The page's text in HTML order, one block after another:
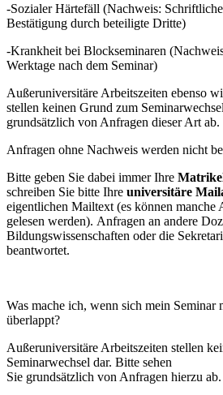
-Sozialer Härtefäll (Nachweis:
Bestätigung durch beteiligte Dritte)
-Krankheit bei Blockseminaren
Werktage nach dem Seminar)
Außeruniversitäre Arbeitszeiten ebenso
stellen keinen Grund zum
grundsätzlich von Anfragen dieser Art ab.
Anfragen ohne Nachweis werden nicht
Bitte geben Sie dabei immer Ihre
schreiben Sie bitte Ihre universitäre
eigentlichen Mailtext (es können manche
gelesen werden). Anfragen an andere
Bildungswissenschaften oder die
beantwortet.
Was mache ich, wenn sich mein Seminar
überlappt?
Außeruniversitäre Arbeitszeiten stellen
Seminarwechsel dar. Bitte sehen
Sie grundsätzlich von Anfragen hierzu ab.